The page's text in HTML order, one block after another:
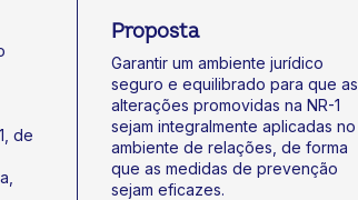
de
Proposta
Garantir um ambiente jurídico
seguro e equilibrado para que as
alterações promovidas na NR-1
sejam integralmente aplicadas no
ambiente de relações, de forma
que as medidas de prevenção
sejam eficazes.